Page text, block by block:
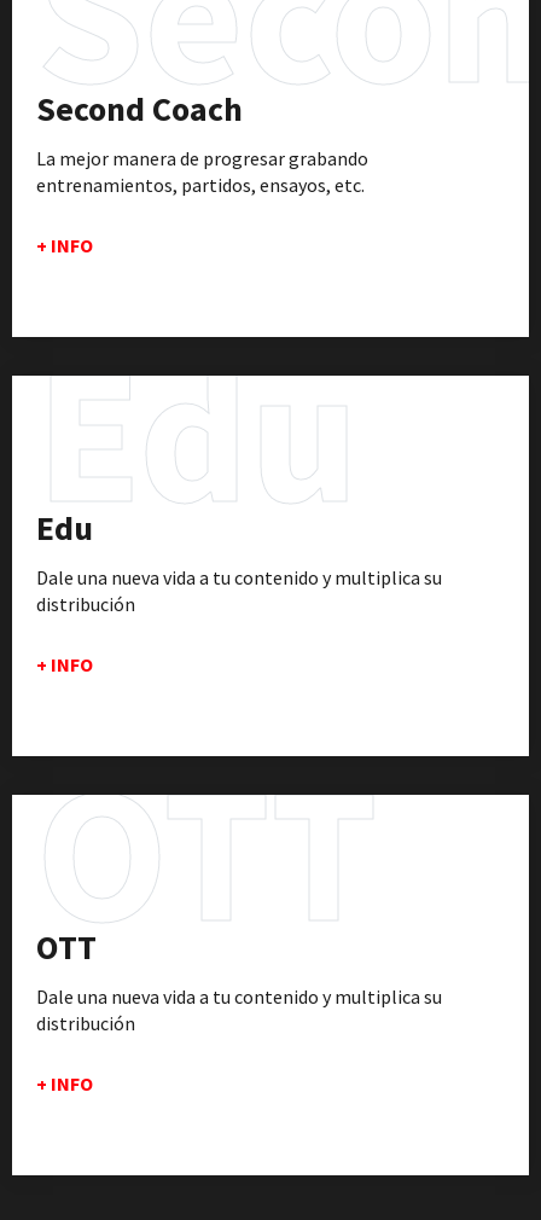
Second Coach
La mejor manera de progresar grabando
entrenamientos, partidos, ensayos, etc.
+ INFO
Edu
Edu
Dale una nueva vida a tu contenido y multiplica su
distribución
+ INFO
OTT
OTT
Dale una nueva vida a tu contenido y multiplica su
distribución
+ INFO